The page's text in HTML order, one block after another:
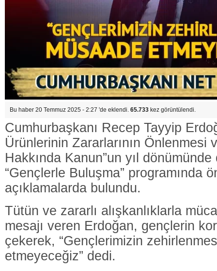
Bu haber 20 Temmuz 2025 - 2:27 'de eklendi. 65.733 kez görüntülendi.
Cumhurbaşkanı Recep Tayyip
Ürünlerinin Zararlarının Önlenmesi
Hakkında Kanun”un yıl
“Gençlerle Buluşma” programında
açıklamalarda bulundu.
Tütün ve zararlı alışkanlıklarla
mesajı veren Erdoğan, gençlerin
çekerek, “Gençlerimizin
etmeyeceğiz” dedi.